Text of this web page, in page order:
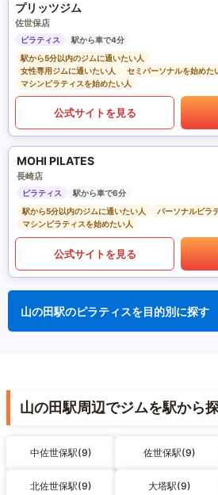
プリッツジム
佐世保店
ピラティス
駅から車で4分
駅から5分以内のジムに通いたい人
女性専用ジムに通いたい人
セミパーソナルを始めた
マシンピラティスを始めたい人
公式サイトを見る
MOHI PILATES
長崎店
ピラティス
駅から車で6分
駅から5分以内のジムに通いたい人
パーソナルピラ
マシンピラティスを始めたい人
公式サイトを見る
山の田駅のピラティスを目的別に探す
山の田駅周辺でジムを駅から
中佐世保駅(9) 佐世保駅(9)
北佐世保駅(9) 大塔駅(9)